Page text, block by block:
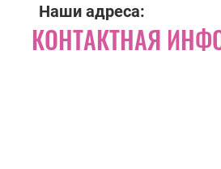
Наши адреса:
КОНТАКТНАЯ